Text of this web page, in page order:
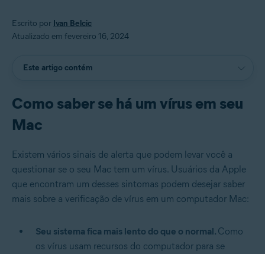
Escrito por Ivan Belcic
Atualizado em fevereiro 16, 2024
Este artigo contém
Como saber se há um vírus em seu
Mac
Existem vários sinais de alerta que podem levar você a
questionar se o seu Mac tem um vírus. Usuários da Apple
que encontram um desses sintomas podem desejar saber
mais sobre a verificação de vírus em um computador Mac:
Seu sistema fica mais lento do que o normal. Como
os vírus usam recursos do computador para se